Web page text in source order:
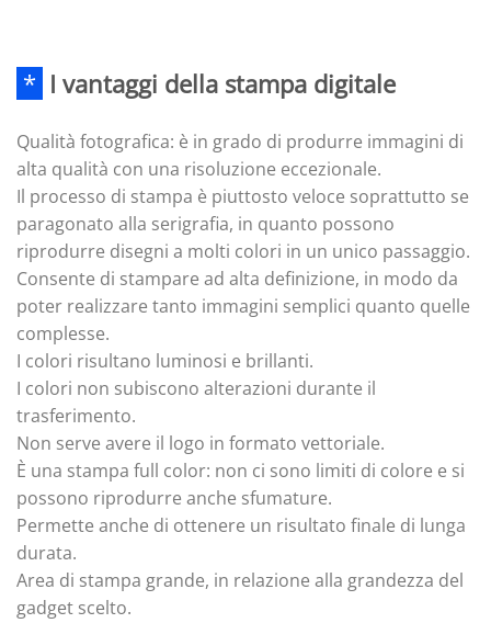
* I vantaggi della stampa digitale
Qualità fotografica: è in grado di produrre immagini di
alta qualità con una risoluzione eccezionale.
Il processo di stampa è piuttosto veloce soprattutto se
paragonato alla serigrafia, in quanto possono
riprodurre disegni a molti colori in un unico passaggio.
Consente di stampare ad alta definizione, in modo da
poter realizzare tanto immagini semplici quanto quelle
complesse.
I colori risultano luminosi e brillanti.
I colori non subiscono alterazioni durante il
trasferimento.
Non serve avere il logo in formato vettoriale.
È una stampa full color: non ci sono limiti di colore e si
possono riprodurre anche sfumature.
Permette anche di ottenere un risultato finale di lunga
durata.
Area di stampa grande, in relazione alla grandezza del
gadget scelto.